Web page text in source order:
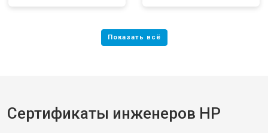
Сертификаты инженеров HP